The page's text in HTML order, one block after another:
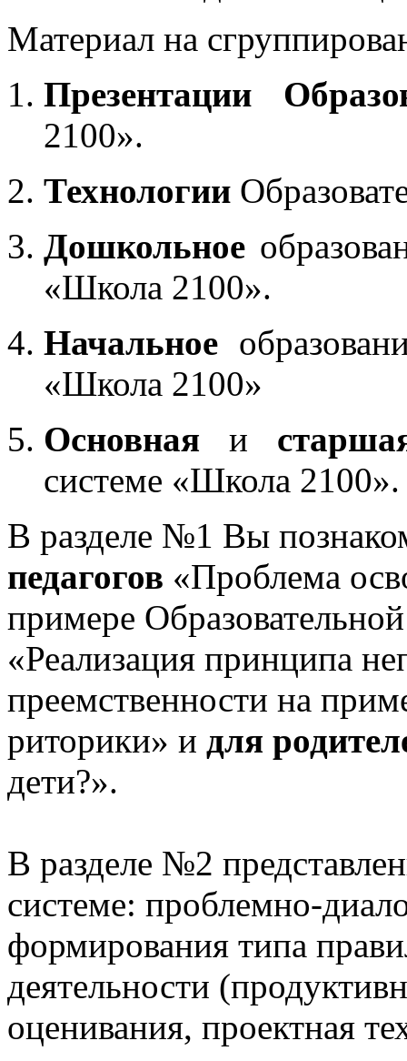
Материал на
Презентации
2100».
Технологии
Дошкольное
«Школа 2100».
Начальное
«Школа 2100»
Основная и
системе «Школа 2100».
В разделе №1 Вы
педагогов «Проблема
примере
«Реализация принципа
преемственности на
риторики» и для
дети?».
В разделе №2
системе: проблемно-
формирования типа
деятельности
оценивания, проектная